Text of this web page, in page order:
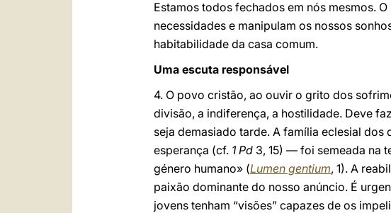
Estamos todos fechados em nós mesmos.
necessidades e manipulam os nossos
habitabilidade da casa comum.
Uma escuta responsável
4. O povo cristão, ao ouvir o grito dos
divisão, a indiferença, a hostilidade. Deve
seja demasiado tarde. A família eclesial
esperança (cf. 1 Pd 3, 15) — foi semeada na
género humano» (Lumen gentium, 1). A
paixão dominante do nosso anúncio. É
jovens tenham “visões” capazes de os